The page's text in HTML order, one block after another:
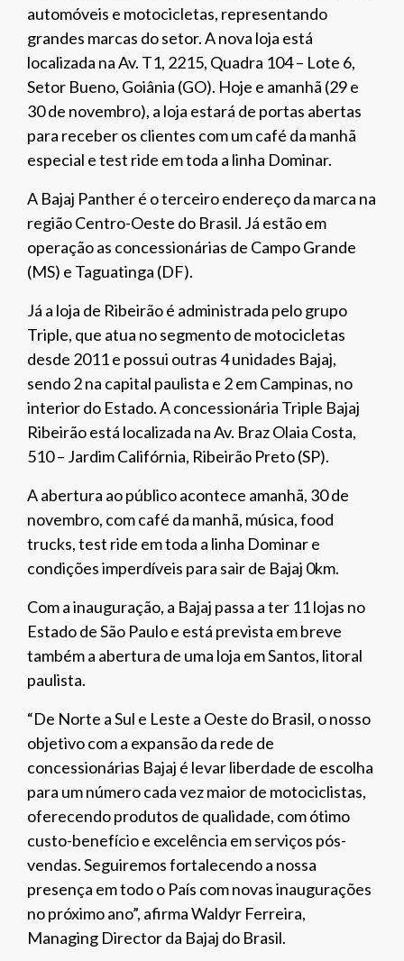
automóveis e motocicletas, representando
grandes marcas do setor. A nova loja está
localizada na Av. T1, 2215, Quadra 104 – Lote 6,
Setor Bueno, Goiânia (GO). Hoje e amanhã (29 e
30 de novembro), a loja estará de portas abertas
para receber os clientes com um café da manhã
especial e test ride em toda a linha Dominar.
A Bajaj Panther é o terceiro endereço da marca na
região Centro-Oeste do Brasil. Já estão em
operação as concessionárias de Campo Grande
(MS) e Taguatinga (DF).
Já a loja de Ribeirão é administrada pelo grupo
Triple, que atua no segmento de motocicletas
desde 2011 e possui outras 4 unidades Bajaj,
sendo 2 na capital paulista e 2 em Campinas, no
interior do Estado. A concessionária Triple Bajaj
Ribeirão está localizada na Av. Braz Olaia Costa,
510 – Jardim Califórnia, Ribeirão Preto (SP).
A abertura ao público acontece amanhã, 30 de
novembro, com café da manhã, música, food
trucks, test ride em toda a linha Dominar e
condições imperdíveis para sair de Bajaj 0km.
Com a inauguração, a Bajaj passa a ter 11 lojas no
Estado de São Paulo e está prevista em breve
também a abertura de uma loja em Santos, litoral
paulista.
“De Norte a Sul e Leste a Oeste do Brasil, o nosso
objetivo com a expansão da rede de
concessionárias Bajaj é levar liberdade de escolha
para um número cada vez maior de motociclistas,
oferecendo produtos de qualidade, com ótimo
custo-benefício e excelência em serviços pós-
vendas. Seguiremos fortalecendo a nossa
presença em todo o País com novas inaugurações
no próximo ano”, afirma Waldyr Ferreira,
Managing Director da Bajaj do Brasil.